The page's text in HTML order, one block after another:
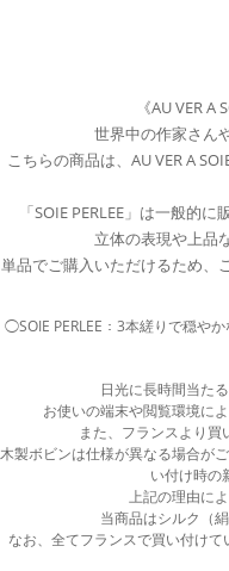
《AU VER
世界中の作家さん
こちらの商品は、AU VER A
「SOIE PERLEE」は一般的
立体の表現や上品
単品でご購入いただけるため、
◯SOIE PERLEE：3本縒りで穏や
日光に長時間当た
お使いの端末や閲覧環境に
また、フランスより
木製ボビンは仕様が異なる場合が
い付け時の
上記の理由に
当商品はシルク（
なお、全てフランスで買い付け